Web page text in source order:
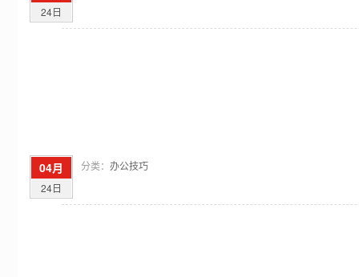
24日
04月
24日
分类： 办公技巧